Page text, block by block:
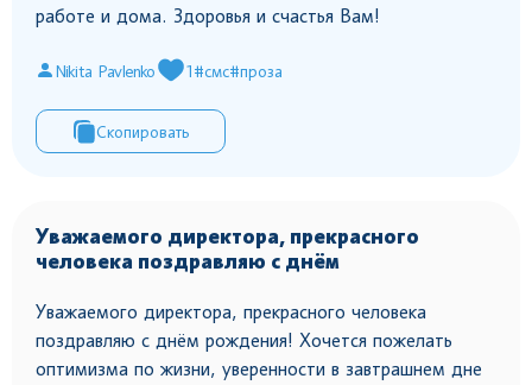
работе и дома. Здоровья и счастья Вам!
Nikita Pavlenko 1#смс#проза
Скопировать
Уважаемого директора, прекрасного
человека поздравляю с днём
Уважаемого директора, прекрасного человека
поздравляю с днём рождения! Хочется пожелать
оптимизма по жизни, уверенности в завтрашнем дне